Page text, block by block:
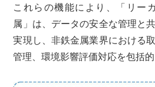
これらの機能により、「リー
属」は、データの安全な管理と
実現し、非鉄金属業界における
管理、環境影響評価対応を包括的